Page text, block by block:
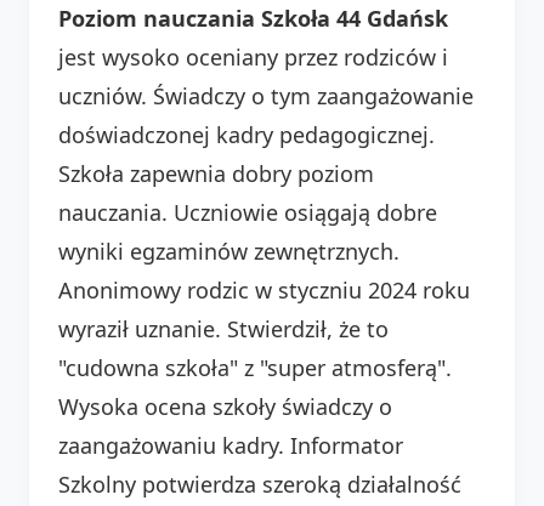
Poziom nauczania Szkoła 44 Gdańsk
jest wysoko oceniany przez rodziców i
uczniów. Świadczy o tym zaangażowanie
doświadczonej kadry pedagogicznej.
Szkoła zapewnia dobry poziom
nauczania. Uczniowie osiągają dobre
wyniki egzaminów zewnętrznych.
Anonimowy rodzic w styczniu 2024 roku
wyraził uznanie. Stwierdził, że to
"cudowna szkoła" z "super atmosferą".
Wysoka ocena szkoły świadczy o
zaangażowaniu kadry. Informator
Szkolny potwierdza szeroką działalność